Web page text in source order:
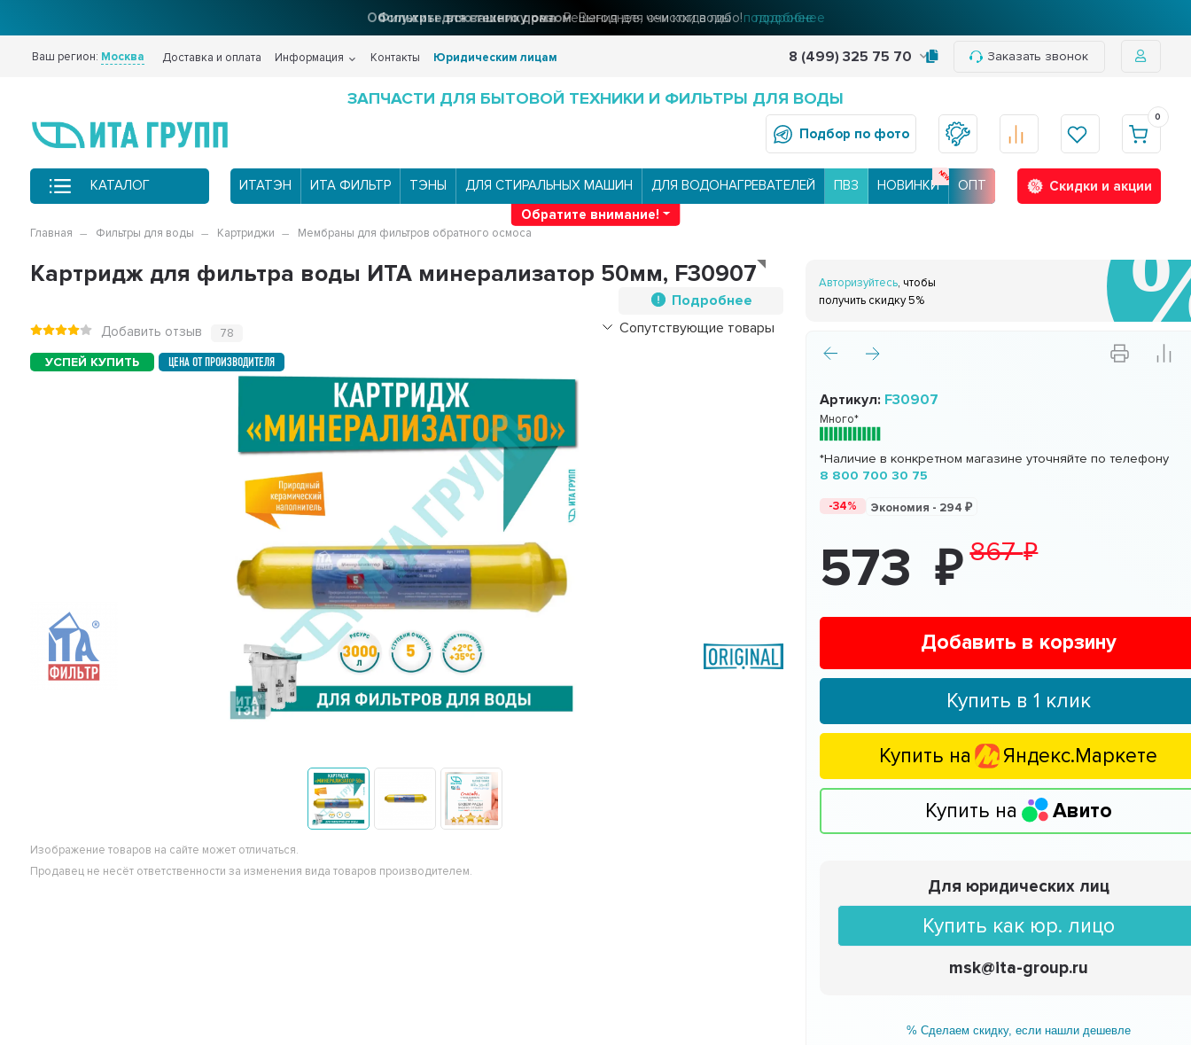
Фильтры для вашего домаРешения для очистки воды подробнее
Ваш регион: Москва Доставка и оплата Информация Контакты Юридическим лицам 8 (499) 325 75 70 Заказать звонок
ЗАПЧАСТИ ДЛЯ БЫТОВОЙ ТЕХНИКИ И ФИЛЬТРЫ ДЛЯ ВОДЫ
Подбор по фото
0
КАТАЛОГ ИТАТЭН ИТА ФИЛЬТР ТЭНЫ ДЛЯ СТИРАЛЬНЫХ МАШИН ДЛЯ ВОДОНАГРЕВАТЕЛЕЙ ПВЗ НОВИНКИ ОПТ
Скидки и акции
Обратите внимание!
Главная Фильтры для воды Картриджи Мембраны для фильтров обратного осмоса
Картридж для фильтра воды ИТА минерализатор 50мм, F30907
Подробнее
Сопутствующие товары
Добавить отзыв 78
Изображение товаров на сайте может отличаться.
Продавец не несёт ответственности за изменения вида товаров производителем.
Авторизуйтесь, чтобы
получить скидку 5%
Артикул: F30907
Много*
*Наличие в конкретном магазине уточняйте по телефону
8 800 700 30 75
-34% Экономия - 294
573 867
Добавить в корзину
Купить в 1 клик
Купить на Яндекс.Маркете
Купить на Авито
Для юридических лиц
Купить как юр. лицо
msk@ita-group.ru
% Сделаем скидку, если нашли дешевле